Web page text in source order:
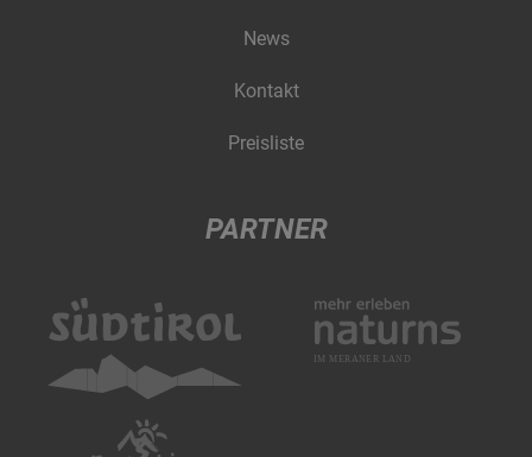
News
Kontakt
Preisliste
PARTNER